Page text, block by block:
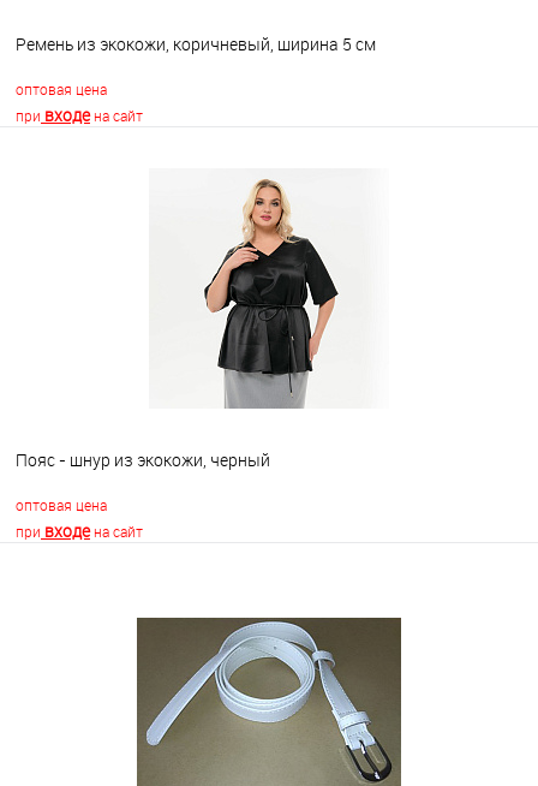
Ремень из экокожи, коричневый, ширина 5 см
оптовая цена
при входена сайт
В корзину
Пояс - шнур из экокожи, черный
оптовая цена
при входена сайт
Недоступно